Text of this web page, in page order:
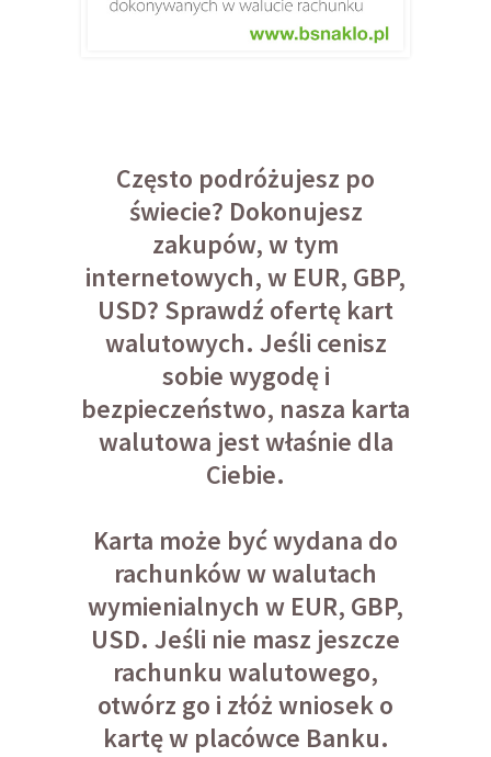
Często podróżujesz po
świecie? Dokonujesz
zakupów, w tym
internetowych, w EUR, GBP,
USD? Sprawdź ofertę kart
walutowych. Jeśli cenisz
sobie wygodę i
bezpieczeństwo, nasza karta
walutowa jest właśnie dla
Ciebie.
Karta może być wydana do
rachunków w walutach
wymienialnych w EUR, GBP,
USD. Jeśli nie masz jeszcze
rachunku walutowego,
otwórz go i złóż wniosek o
kartę w placówce Banku.